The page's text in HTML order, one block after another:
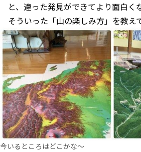
と、違った発見ができてより面白く
そういった「山の楽しみ方」を教え
今いるところはどこかな～